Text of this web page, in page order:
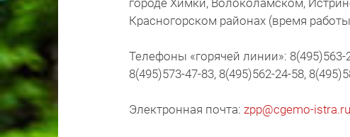
городе Химки, Волоколамском,
Красногорском районах (время
Телефоны «горячей линии»: 8(495)563-
8(495)573-47-83, 8(495)562-24-58,
Электронная почта: zpp@cgemo-istra.ru